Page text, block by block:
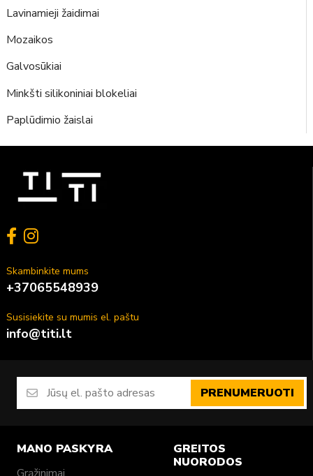
Lavinamieji žaidimai
Mozaikos
Galvosūkiai
Minkšti silikoniniai blokeliai
Paplūdimio žaislai
Skambinkite mums
+37065548939
Susisiekite su mumis el. paštu
info@titi.lt
PRENUMERUOTI
MANO PASKYRA
GREITOS
NUORODOS